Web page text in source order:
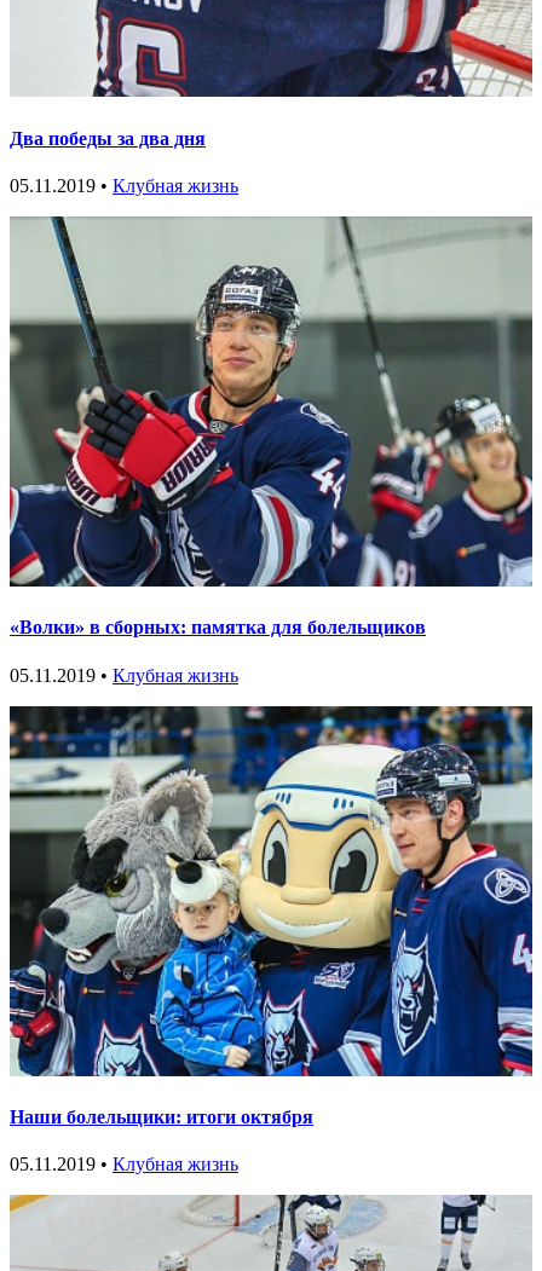
Два победы за два дня
05.11.2019 • Клубная жизнь
«Волки» в сборных: памятка для болельщиков
05.11.2019 • Клубная жизнь
Наши болельщики: итоги октября
05.11.2019 • Клубная жизнь